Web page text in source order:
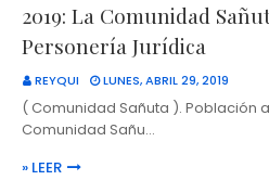
2019: La Comunidad
Personería Jurídica
REYQUI LUNES, ABRIL 29, 2019
( Comunidad Sañuta ). Población
Comunidad Sañu…
» LEER